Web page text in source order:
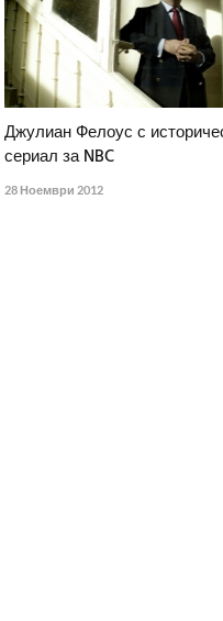
Джулиан Фелоус с
сериал за NBC
28 Ноември 2012